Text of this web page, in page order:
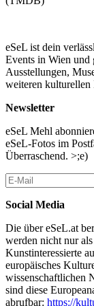
eSeL ist dein
Events in Wien und
Ausstellungen,
weiteren kulturellen
Newsletter
eSeL Mehl
eSeL-Fotos im
Überraschend. >;e)
Social Media
Die über eSeL.at
werden nicht nur
Kunstinteressierte
europäisches
wissenschaftlichen
sind diese
abrufbar: https://